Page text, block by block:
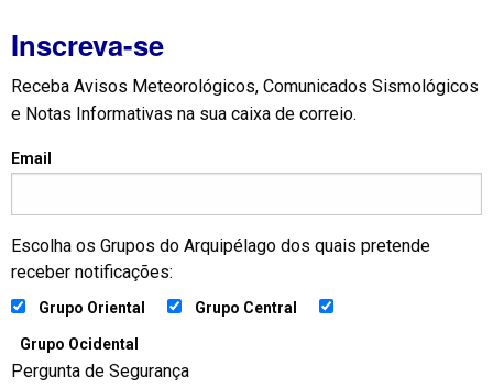
Inscreva-se
Receba Avisos Meteorológicos, Comunicados Sismológicos
e Notas Informativas na sua caixa de correio.
Email
Escolha os Grupos do Arquipélago dos quais pretende
receber notificações:
Grupo Oriental Grupo Central
Grupo Ocidental
Pergunta de Segurança